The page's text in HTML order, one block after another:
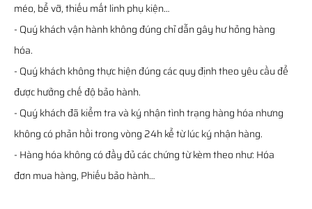
méo, bể vỡ, thiếu mất linh phụ kiện…
- Quý khách vận hành không đúng chỉ dẫn gây hư hỏng hàng
hóa.
- Quý khách không thực hiện đúng các quy định theo yêu cầu để
được hưởng chế độ bảo hành.
- Quý khách đã kiểm tra và ký nhận tình trạng hàng hóa nhưng
không có phản hồi trong vòng 24h kể từ lúc ký nhận hàng.
- Hàng hóa không có đầy đủ các chứng từ kèm theo như: Hóa
đơn mua hàng, Phiếu bảo hành…